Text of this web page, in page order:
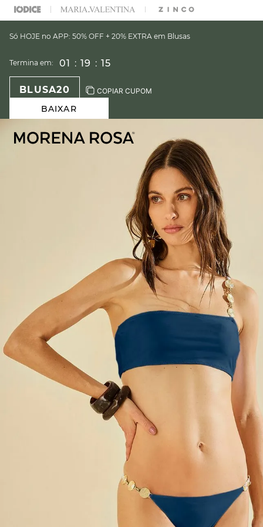
ESCOLHER SEU LOOK?FALE COM NOSSA PERSONAL SHOPPER.
Só HOJE no APP: 50% OFF + 20% EXTRA em Blusas
Termina em: 01 : 19 : 14
BLUSA20 COPIAR CUPOM
BAIXAR